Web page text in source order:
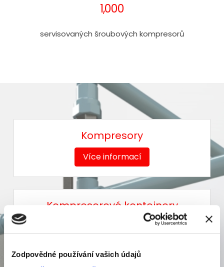
Zodpovědné používání vašich údajů
1,000
servisovaných šroubových kompresorů
Kompresory
Více informací
Kompresorové kontejnery